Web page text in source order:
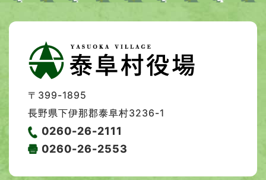
〒399-1895
長野県下伊那郡泰阜村3236-1
0260-26-2111
0260-26-2553